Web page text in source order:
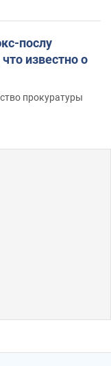
послу
известно о
прокуратуры